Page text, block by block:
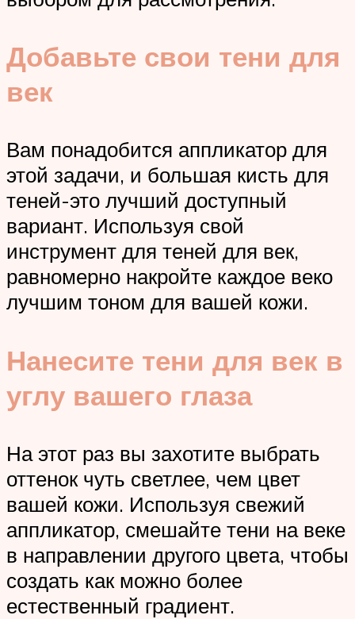
Добавьте свои тени для
век
Вам понадобится аппликатор для
этой задачи, и большая кисть для
теней-это лучший доступный
вариант. Используя свой
инструмент для теней для век,
равномерно накройте каждое веко
лучшим тоном для вашей кожи.
Нанесите тени для век в
углу вашего глаза
На этот раз вы захотите выбрать
оттенок чуть светлее, чем цвет
вашей кожи. Используя свежий
аппликатор, смешайте тени на веке
в направлении другого цвета, чтобы
создать как можно более
естественный градиент.